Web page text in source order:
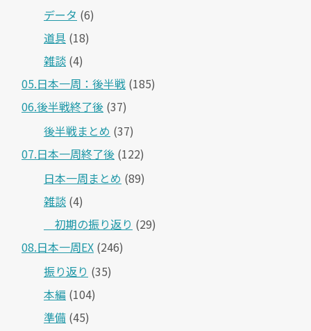
データ (6)
道具 (18)
雑談 (4)
05.日本一周：後半戦 (185)
06.後半戦終了後 (37)
後半戦まとめ (37)
07.日本一周終了後 (122)
日本一周まとめ (89)
雑談 (4)
＿初期の振り返り (29)
08.日本一周EX (246)
振り返り (35)
本編 (104)
準備 (45)